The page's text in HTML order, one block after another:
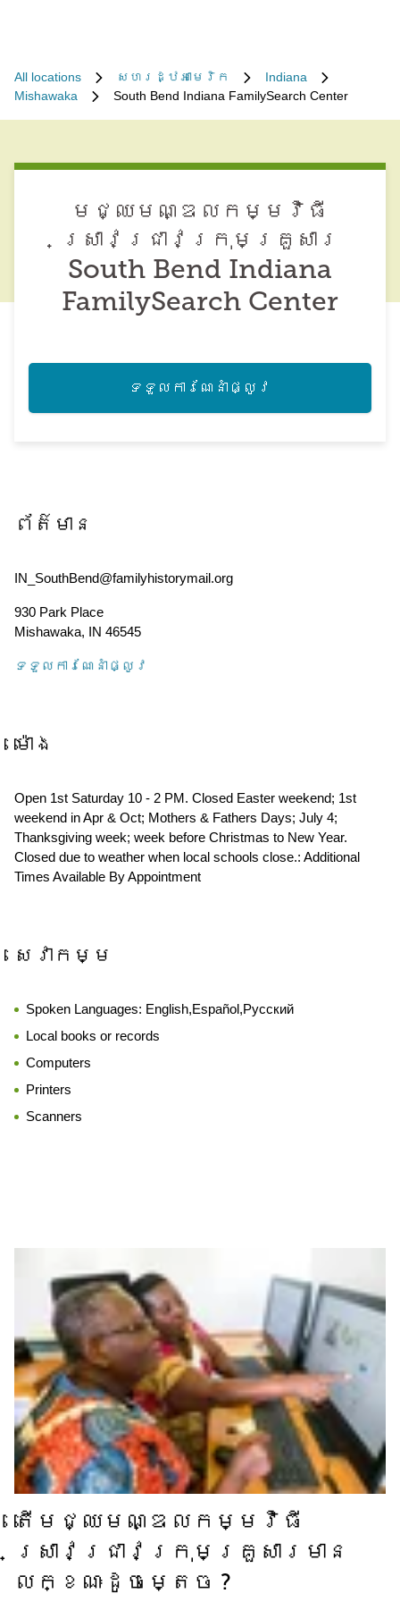
All locations សហរដ្ឋអាមេរិក
Indiana
Mishawaka
South Bend Indiana FamilySearch Center
មជ្ឈមណ្ឌល​កម្មវិធី​
ស្រាវជ្រាវ​ក្រុមគ្រួសារ
South Bend Indiana
FamilySearch Center
ទទួល​ការណែនាំ​ផ្លូវ
ព័ត៌មាន
IN_SouthBend@familyhistorymail.org
930 Park Place
Mishawaka, IN 46545
ទទួល​ការណែនាំ​ផ្លូវ
ម៉ោង
Open 1st Saturday 10 - 2 PM. Closed Easter weekend; 1st
weekend in Apr & Oct; Mothers & Fathers Days; July 4;
Thanksgiving week; week before Christmas to New Year.
Closed due to weather when local schools close.: Additional
Times Available By Appointment
សេវាកម្ម
Spoken Languages: English,Español,Русский
Local books or records
Computers
Printers
Scanners
តើ​មជ្ឈមណ្ឌល​កម្មវិធី​
ស្រាវជ្រាវ​ក្រុមគ្រួសារ​មាន​
លក្ខណៈ​ដូចម្តេច ?